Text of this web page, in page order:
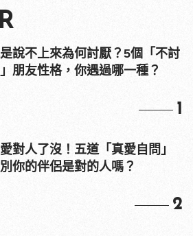
說不上來為何討厭？5個「不討
朋友性格，你遇過哪一種？
1
對人了沒！五道「真愛自問」
你的伴侶是對的人嗎？
2